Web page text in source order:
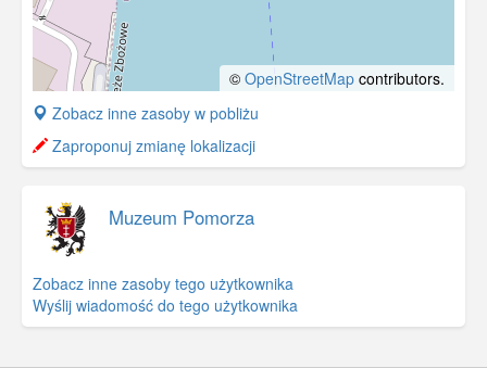
© OpenStreetMap contributors.
+
−
Zobacz inne zasoby w pobliżu
Zaproponuj zmianę lokalizacji
Muzeum Pomorza
Zobacz inne zasoby tego użytkownika
Wyślij wiadomość do tego użytkownika